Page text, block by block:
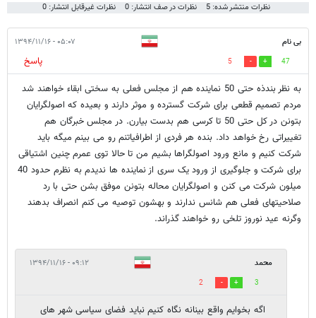
نظرات منتشر شده: 5 نظرات در صف انتشار: 0 نظرات غیرقابل انتشار: 0
بی نام ۰۵:۰۷ - ۱۳۹۴/۱۱/۱۶
47
5
پاسخ
به نظر بندذه حتی 50 نماینده هم از مجلس فعلی به سختی ابقاء خواهند شد
مردم تصمیم قطعی برای شرکت گسترده و موثر دارند و بعیده که اصولگرایان
بتونن در کل حتی 50 تا کرسی هم بدست بیارن. در مجلس خبرگان هم
تغییراتی رخ خواهد داد. بنده هر فردی از اطرافیاتنم رو می بینم میگه باید
شرکت کنیم و مانع ورود اصولگراها بشیم من تا حالا توی عمرم چنین اشتیاقی
برای شرکت و جلوگیری از ورود یک سری از نماینده ها ندیدم به نظرم حدود 40
میلون شرکت می کنن و اصولگرایان محاله بتونن موفق بشن حتی با رد
صلاحیتهای فعلی هم شانس ندارند و بهشون توصیه می کنم انصراف بدهند
وگرنه عید نوروز تلخی رو خواهند گذراند.
محمد ۰۹:۱۲ - ۱۳۹۴/۱۱/۱۶
3
2
اگه بخوایم واقع بینانه نگاه کنیم نباید فضای سیاسی شهر های